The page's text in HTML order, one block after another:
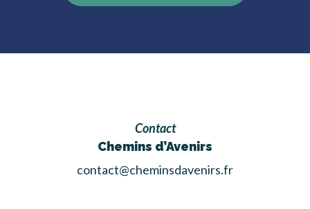
Contact
Chemins d’Avenirs
contact@cheminsdavenirs.fr